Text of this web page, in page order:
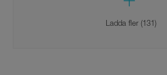
Ladda fler (131)